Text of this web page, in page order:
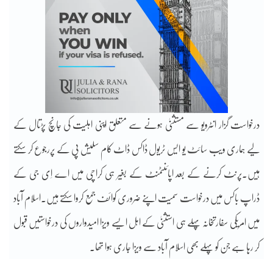
درخواست گزار انٹرویو سے مستثنیٰ ہونے سے متعلق اپنی اہلیت کی جانچ پڑتال کے
لیے ہماری ویب سائٹ یو ایس ٹریول ڈاکس ڈاٹ کام سلیش پی کے پررجوع کر سکتے
ہیں۔پرنٹ کرنے کے بعد اپائنٹمنٹ کے بغیر ہی کراچی میں اے اِی جی کے
ڈراپ باکس میں درخواست سمیت اپنے ضروری کوائف جمع کروا سکتے ہیں۔اسلام آباد
میں امریکی سفارتخانہ پہلے ہی استثنیٰ کے اہل ایسے ویزا امیدواروں کی درخواستیں قبول
کر رہا ہے جن کو پہلے بھی اسلام آباد سے ویزا جاری ہوا تھا۔